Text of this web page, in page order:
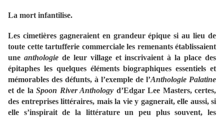
La mort infantilise.
Les cimetières gagneraient en grandeur épique si au lieu de
toute cette tartufferie commerciale les remenants établissaient
une anthologiede leur village et inscrivaient à la place des
épitaphes les quelques éléments biographiques essentiels et
mémorables des défunts, à l’exemple de l’Anthologie Palatine
et de laSpoon River Anthology d’Edgar Lee Masters, certes,
des entreprises littéraires, mais la vie y gagnerait, elle aussi, si
elle s’inspirait de la littérature un peu plus souvent, les